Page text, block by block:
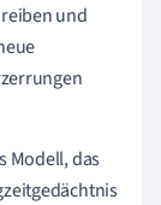
und
Modell, das